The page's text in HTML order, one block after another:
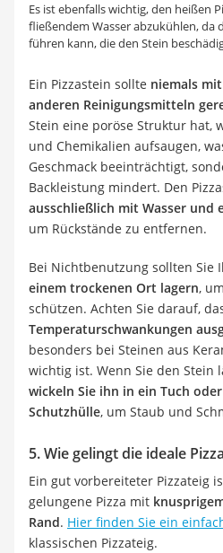
Es ist ebenfalls wichtig, den heißen
fließendem Wasser abzukühlen, da
führen kann, die den Stein
Ein Pizzastein sollte niemals mit
anderen Reinigungsmitteln
Stein eine poröse Struktur hat,
und Chemikalien aufsaugen,
Geschmack beeinträchtigt,
Backleistung mindert. Den
ausschließlich mit Wasser und
um Rückstände zu entfernen.
Bei Nichtbenutzung sollten Sie
einem trockenen Ort lagern,
schützen. Achten Sie darauf,
Temperaturschwankungen
besonders bei Steinen aus
wichtig ist. Wenn Sie den Stein
wickeln Sie ihn in ein Tuch
Schutzhülle, um Staub und
5. Wie gelingt die ideale
Ein gut vorbereiteter Pizzateig
gelungene Pizza mit
Rand. Hier finden Sie ein
klassischen Pizzateig.